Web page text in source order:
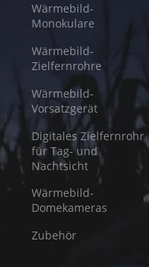
Wärmebild-
Monokulare
Wärmebild-
Zielfernrohre
Wärmebild-
Vorsatzgerät
Digitales Zielfernrohr
für Tag- und
Nachtsicht
Wärmebild-
Domekameras
Zubehör